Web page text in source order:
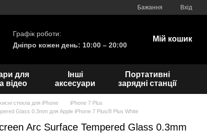
Бажання Вхід
Графік роботи:
Дніпро кожен день: 10:00 – 20:00
Мій кошик
для
відео
Інші
аксесуари
Портативні
зарядні станції
стекла для iPhone
iPhone 7 Plus
Glass 0.3mm для Apple iPhone 7 Plus/8 Plus White
Arc Surface Tempered Glass 0.3mm